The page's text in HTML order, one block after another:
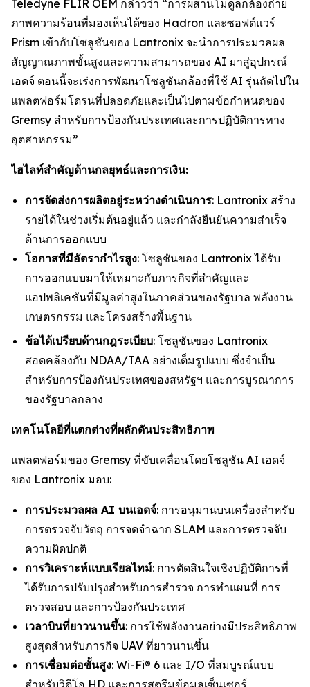
Teledyne FLIR OEM กล่าวว่า “การผสานโมดูลกล้องถ่าย
ภาพความร้อนที่มองเห็นได้ของ Hadron และซอฟต์แวร์
Prism เข้ากับโซลูชันของ Lantronix จะนำการประมวลผล
สัญญาณภาพขั้นสูงและความสามารถของ AI มาสู่อุปกรณ์
เอดจ์ ตอนนี้จะเร่งการพัฒนาโซลูชันกล้องที่ใช้ AI รุ่นถัดไปใน
แพลตฟอร์มโดรนที่ปลอดภัยและเป็นไปตามข้อกำหนดของ
Gremsy สำหรับการป้องกันประเทศและการปฏิบัติการทาง
อุตสาหกรรม”
ไฮไลท์สำคัญด้านกลยุทธ์และการเงิน:
การจัดส่งการผลิตอยู่ระหว่างดำเนินการ: Lantronix สร้าง
รายได้ในช่วงเริ่มต้นอยู่แล้ว และกำลังยืนยันความสำเร็จ
ด้านการออกแบบ
โอกาสที่มีอัตรากำไรสูง: โซลูชันของ Lantronix ได้รับ
การออกแบบมาให้เหมาะกับภารกิจที่สำคัญและ
แอปพลิเคชันที่มีมูลค่าสูงในภาคส่วนของรัฐบาล พลังงาน
เกษตรกรรม และโครงสร้างพื้นฐาน
ข้อได้เปรียบด้านกฎระเบียบ: โซลูชันของ Lantronix
สอดคล้องกับ NDAA/TAA อย่างเต็มรูปแบบ ซึ่งจำเป็น
สำหรับการป้องกันประเทศของสหรัฐฯ และการบูรณาการ
ของรัฐบาลกลาง
เทคโนโลยีที่แตกต่างที่ผลักดันประสิทธิภาพ
แพลตฟอร์มของ Gremsy ที่ขับเคลื่อนโดยโซลูชัน AI เอดจ์
ของ Lantronix มอบ:
การประมวลผล AI บนเอดจ์: การอนุมานบนเครื่องสำหรับ
การตรวจจับวัตถุ การจดจำฉาก SLAM และการตรวจจับ
ความผิดปกติ
การวิเคราะห์แบบเรียลไทม์: การตัดสินใจเชิงปฏิบัติการที่
ได้รับการปรับปรุงสำหรับการสำรวจ การทำแผนที่ การ
ตรวจสอบ และการป้องกันประเทศ
เวลาบินที่ยาวนานขึ้น: การใช้พลังงานอย่างมีประสิทธิภาพ
สูงสุดสำหรับภารกิจ UAV ที่ยาวนานขึ้น
การเชื่อมต่อขั้นสูง: Wi-Fi® 6 และ I/O ที่สมบูรณ์แบบ
สำหรับวิดีโอ HD และการสตรีมข้อมูลเซ็นเซอร์